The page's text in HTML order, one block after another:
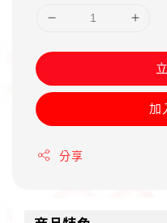
加
分享